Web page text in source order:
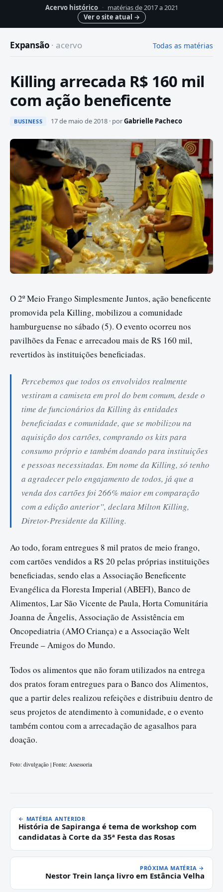
Acervo histórico · matérias de 2017 a 2021
Ver o site atual →
Expansão · acervo Todas as matérias
Killing arrecada R$ 160 mil
com ação beneficente
BUSINESS 17 de maio de 2018 · porGabrielle Pacheco
O 2º Meio Frango Simplesmente Juntos, ação beneficente
promovida pela Killing, mobilizou a comunidade
hamburguense no sábado (5). O evento ocorreu nos
pavilhões da Fenac e arrecadou mais de R$ 160 mil,
revertidos às instituições beneficiadas.
Percebemos que todos os envolvidos realmente
vestiram a camiseta em prol do bem comum, desde o
time de funcionários da Killing às entidades
beneficiadas e comunidade, que se mobilizou na
aquisição dos cartões, comprando os kits para
consumo próprio e também doando para instituições
e pessoas necessitadas. Em nome da Killing, só tenho
a agradecer pelo engajamento de todos, já que a
venda dos cartões foi 266% maior em comparação
com a edição anterior”, declara Milton Killing,
Diretor-Presidente da Killing.
Ao todo, foram entregues 8 mil pratos de meio frango,
com cartões vendidos a R$ 20 pelas próprias instituições
beneficiadas, sendo elas a Associação Beneficente
Evangélica da Floresta Imperial (ABEFI), Banco de
Alimentos, Lar São Vicente de Paula, Horta Comunitária
Joanna de Ângelis, Associação de Assistência em
Oncopediatria (AMO Criança) e a Associação Welt
Freunde – Amigos do Mundo.
Todos os alimentos que não foram utilizados na entrega
dos pratos foram entregues para o Banco dos Alimentos,
que a partir deles realizou refeições e distribuiu dentro de
seus projetos de atendimento à comunidade, e o evento
também contou com a arrecadação de agasalhos para
doação.
Foto: divulgação | Fonte: Assessoria
← MATÉRIA ANTERIOR
História de Sapiranga é tema de workshop com
candidatas à Corte da 35ª Festa das Rosas
PRÓXIMA MATÉRIA →
Nestor Trein lança livro em Estância Velha